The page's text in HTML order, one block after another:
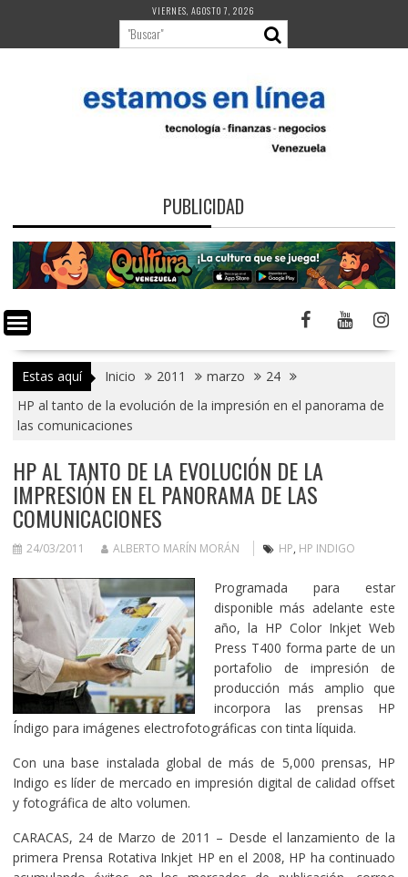
contenido
VIERNES, AGOSTO 7, 2026
PUBLICIDAD
Estas aquí Inicio 2011 marzo
24
HP al tanto de la evolución de la impresión en el panorama de
las comunicaciones
HP AL TANTO DE LA EVOLUCIÓN DE LA
IMPRESIÓN EN EL PANORAMA DE LAS
COMUNICACIONES
24/03/2011 ALBERTO MARÍN MORÁN HP, HP INDIGO
Programada para estar
disponible más adelante este
año, la HP Color Inkjet Web
Press T400 forma parte de un
portafolio de impresión de
producción más amplio que
incorpora las prensas HP
Índigo para imágenes electrofotográficas con tinta líquida.
Con una base instalada global de más de 5,000 prensas, HP
Indigo es líder de mercado en impresión digital de calidad offset
y fotográfica de alto volumen.
CARACAS, 24 de Marzo de 2011 – Desde el lanzamiento de la
primera Prensa Rotativa Inkjet HP en el 2008, HP ha continuado